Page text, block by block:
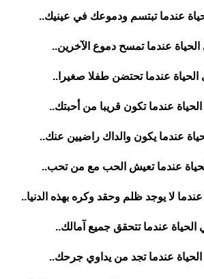
عندما تبتسم ودموعك في عينيك..
عندما تمسح دموع الآخرين..
عندما تحتضن طفلا صغيرا..
عندما تكون قريبا من أحبتك..
عندما يكون والداك راضيين عنك..
عندما تعيش الحب مع من تحب..
لا يوجد ظلم وحقد وكره بهذه الدنيا..
عندما تتحقق جميع آمالك..
عندما تجد من يداوي جرحك..